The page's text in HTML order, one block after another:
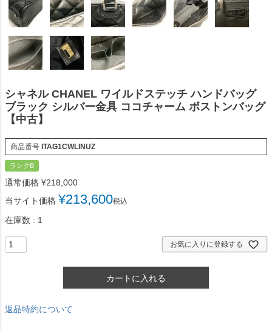
シャネル CHANEL ワイルドステッチ ハンドバッグ
ブラック シルバー金具 ココチャーム ボストンバッグ
【中古】
商品番号 ITAG1CWLINUZ
ランクB
通常価格 ¥218,000
当サイト価格 ¥213,600税込
在庫数 1
お気に入りに登録する
カートに入れる
返品特約について